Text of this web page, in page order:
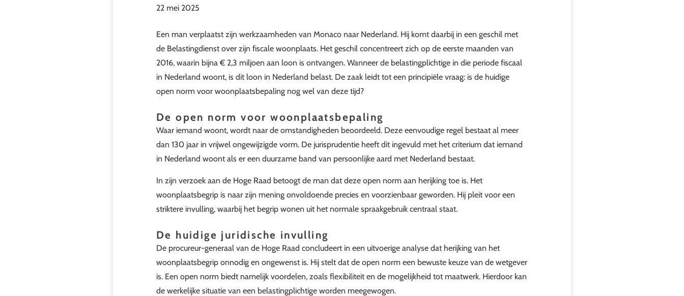
22 mei 2025
Een man verplaatst zijn werkzaamheden van Monaco naar Nederland. Hij komt daarbij in een geschil met
de Belastingdienst over zijn fiscale woonplaats. Het geschil concentreert zich op de eerste maanden van
2016, waarin bijna € 2,3 miljoen aan loon is ontvangen. Wanneer de belastingplichtige in die periode fiscaal
in Nederland woont, is dit loon in Nederland belast. De zaak leidt tot een principiële vraag: is de huidige
open norm voor woonplaatsbepaling nog wel van deze tijd?
De open norm voor woonplaatsbepaling
Waar iemand woont, wordt naar de omstandigheden beoordeeld. Deze eenvoudige regel bestaat al meer
dan 130 jaar in vrijwel ongewijzigde vorm. De jurisprudentie heeft dit ingevuld met het criterium dat iemand
in Nederland woont als er een duurzame band van persoonlijke aard met Nederland bestaat.
In zijn verzoek aan de Hoge Raad betoogt de man dat deze open norm aan herijking toe is. Het
woonplaatsbegrip is naar zijn mening onvoldoende precies en voorzienbaar geworden. Hij pleit voor een
striktere invulling, waarbij het begrip wonen uit het normale spraakgebruik centraal staat.
De huidige juridische invulling
De procureur-generaal van de Hoge Raad concludeert in een uitvoerige analyse dat herijking van het
woonplaatsbegrip onnodig en ongewenst is. Hij stelt dat de open norm een bewuste keuze van de wetgever
is. Een open norm biedt namelijk voordelen, zoals flexibiliteit en de mogelijkheid tot maatwerk. Hierdoor kan
de werkelijke situatie van een belastingplichtige worden meegewogen.